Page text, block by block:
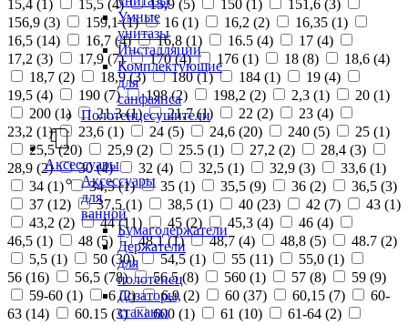
Умные
унитазы
Инсталляции
Комплектующие
для
санфаянса
Полотенцесушители
Аксессуары
Аксессуары
для
ванной
Бумагодержатели
Держатели
для
полотенец
Дозаторы,
стаканы
15,4 (1 ) 15,5 (4) 15,9 (5) 150 (1 ) 151,6 (3)
156,9 (3) 159,1 (1) 16 (1) 16,2 (2) 16,35 (1)
16,5 (14) 16,7 (4) 16,8 (1) 16.5 (4) 17 (4)
17,2 (3) 17,9 (7) 170 (4) 176 (1) 18 (8) 18,6 (4)
18,7 (2) 18,9 (3) 180 (1) 184 (1) 19 (4)
19,5 (4) 190 (7) 198 (2) 198,2 (2) 2,3 (1) 20 (1)
200 (1) 21,3 (1) 21,7 (1) 22 (2) 23 (4)
23,2 (1) 23,6 (1) 24 (5) 24,6 (20) 240 (5) 25 (1)
25,5 (20) 25,9 (2) 25.5 (1) 27,2 (2) 28,4 (3)
28,9 (2) 30 (4) 32 (4) 32,5 (1) 32,9 (3) 33,6 (1)
34 (1) 34,5 (1) 35 (1) 35,5 (9) 36 (2) 36,5 (3)
37 (12) 37,5 (1) 38,5 (1) 40 (23) 42 (7) 43 (1)
43,2 (2) 44 (11) 45 (2) 45,3 (4) 46 (4)
46,5 (1) 48 (5) 48,1 (1) 48,7 (4) 48,8 (5) 48.7 (2)
5,5 (1) 50 (30) 54,5 (1) 55 (11) 55,0 (1)
56 (16) 56,5 (78) 56.5 (8) 560 (1) 57 (8) 59 (9)
59-60 (1) 6 (2) 6,9 (2) 60 (37) 60,15 (7)
60-
63 (14) 60.15 (3) 600 (1) 61 (10) 61-64 (2)